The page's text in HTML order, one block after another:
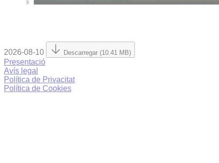
2026-08-10 Descarregar (10.41 MB)
Presentació
Avís legal
Política de Privacitat
Política de Cookies